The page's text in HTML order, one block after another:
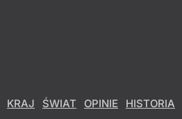
KRAJ ŚWIAT OPINIE HISTORIA